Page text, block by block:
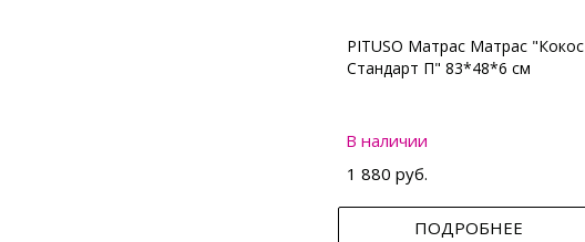
PITUSO Матрас Матрас "Кокос
Стандарт П" 83*48*6 см
В наличии
1 880 руб.
ПОДРОБНЕЕ